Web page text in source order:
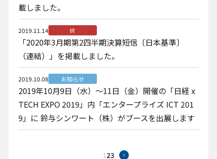
載しました。
2019.11.14 IR
「2020年3月期第2四半期決算短信〔日本基準〕
（連結）」を掲載しました。
2019.10.08 お知らせ
2019年10月9日（水）～11日（金）開催の「日経 x
TECH EXPO 2019」内「エンタープライズ ICT 201
9」に 鈴与シンワート（株）がブースを出展します
123